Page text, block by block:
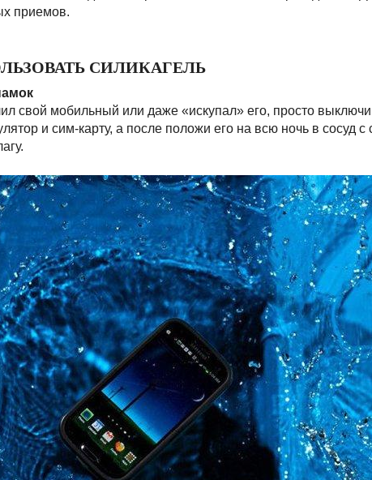
приемов.
СИЛИКАГЕЛЬ
свой мобильный или даже «искупал» его, просто выключи
и сим-карту, а после положи его на всю ночь в сосуд с